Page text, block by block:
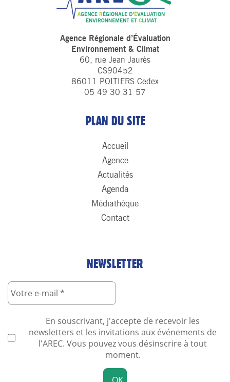
Agence Régionale d’Évaluation
Environnement & Climat
60, rue Jean Jaurès
CS90452
86011 POITIERS Cedex
05 49 30 31 57
PLAN DU SITE
Accueil
Agence
Actualités
Agenda
Médiathèque
Contact
NEWSLETTER
En souscrivant, j'accepte de recevoir les
newsletters et les invitations aux événements de
l'AREC. Vous pouvez vous désinscrire à tout
moment.